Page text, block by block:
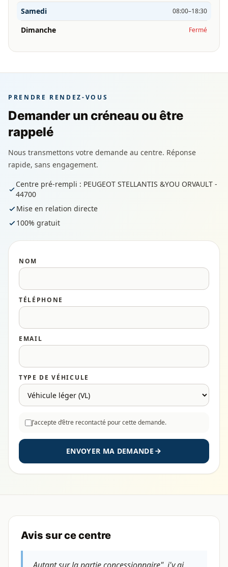
Samedi 08:00–18:30
Dimanche Fermé
PRENDRE RENDEZ-VOUS
Demander un créneau ou être
rappelé
Nous transmettons votre demande au centre. Réponse
rapide, sans engagement.
Centre pré-rempli : PEUGEOT STELLANTIS &YOU ORVAULT -
44700
Mise en relation directe
100% gratuit
NOM
TÉLÉPHONE
EMAIL
TYPE DE VÉHICULE
J’accepte d’être recontacté pour cette demande.
ENVOYER MA DEMANDE
Avis sur ce centre